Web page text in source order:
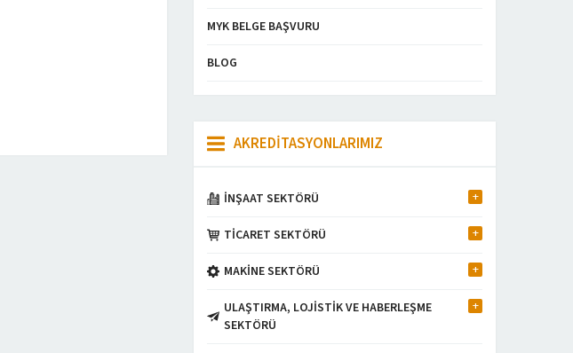
MYK BELGE BAŞVURU
BLOG
AKREDİTASYONLARIMIZ
İNŞAAT SEKTÖRÜ
TİCARET SEKTÖRÜ
MAKİNE SEKTÖRÜ
ULAŞTIRMA, LOJİSTİK VE HABERLEŞME
SEKTÖRÜ